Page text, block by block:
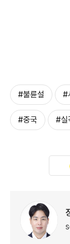
#불륜설 #
#중국 #실